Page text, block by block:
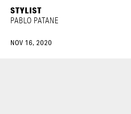
STYLIST
PABLO PATANE
NOV 16, 2020